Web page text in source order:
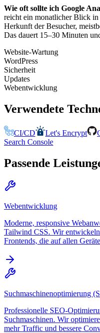
Wie oft sollte ich Google
reicht ein monatlicher Blick
Herkunft der Besucher,
Das dauert 15–30 Minuten
Website-Wartung
WordPress
Sicherheit
Updates
Webentwicklung
Verwendete
CI/CD Let's Encrypt
Search Console
Passende
Webentwicklung
Moderne, responsive
Tailwind CSS. Wir
Frontends, die auf allen
Suchmaschinenoptimierung
Professionelle SEO-
Suchmaschinen. Wir
mehr Traffic und bessere